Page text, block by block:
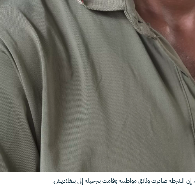
الشرطة صادرت وثائق مواطنته وقامت بترحيله إلى بنغلاديش.